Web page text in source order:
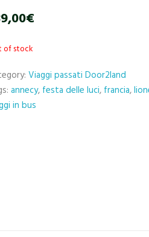
€
of stock
Viaggi passati Door2land
annecy, festa delle luci, francia,
in bus